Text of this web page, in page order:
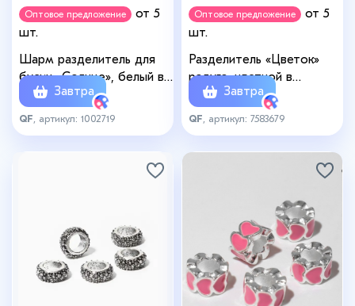
Оптовое предложение
от 5
шт.
Шарм разделитель для
бусин «Солнце», белый в
серебреЗавтра
QF , артикул: 1002719
Оптовое предложение
от 5
шт.
Разделитель «Цветок»
радуга, цветной в
серебреЗавтра
QF , артикул: 7583679